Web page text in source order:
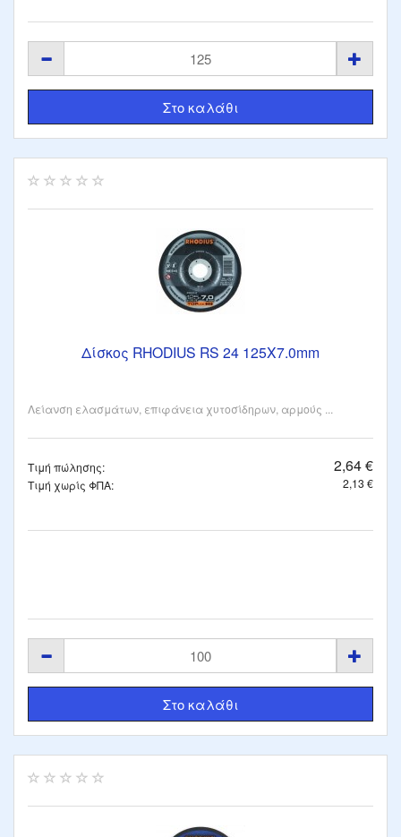
Δίσκος RHODIUS RS 24 125Χ7.0mm
Λείανση ελασμάτων, επιφάνεια χυτοσίδηρων, αρμούς ...
Τιμή πώλησης: 2,64 €
Τιμή χωρίς ΦΠΑ: 2,13 €